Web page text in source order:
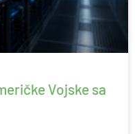
Vojske sa